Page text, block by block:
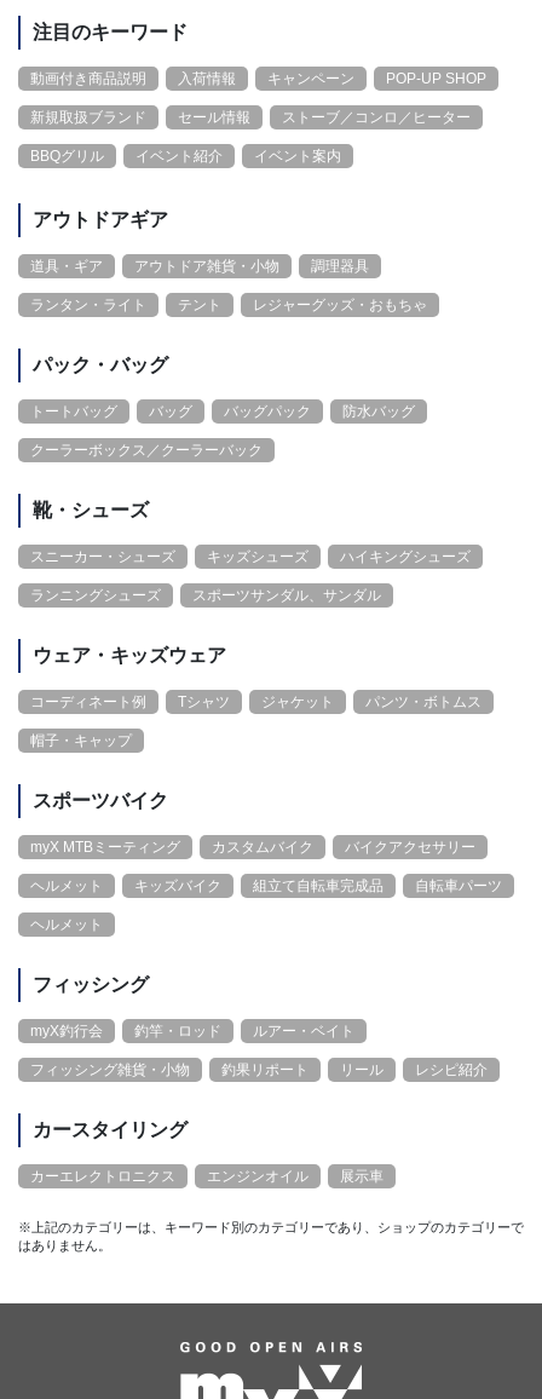
注目のキーワード
動画付き商品説明 入荷情報 キャンペーン POP-UP SHOP
新規取扱ブランド セール情報 ストーブ／コンロ／ヒーター
BBQグリル イベント紹介 イベント案内
アウトドアギア
道具・ギア アウトドア雑貨・小物 調理器具
ランタン・ライト テント レジャーグッズ・おもちゃ
パック・バッグ
トートバッグ バッグ バッグパック 防水バッグ
クーラーボックス／クーラーバック
靴・シューズ
スニーカー・シューズ キッズシューズ ハイキングシューズ
ランニングシューズ スポーツサンダル、サンダル
ウェア・キッズウェア
コーディネート例 Tシャツ ジャケット パンツ・ボトムス
帽子・キャップ
スポーツバイク
myX MTBミーティング カスタムバイク バイクアクセサリー
ヘルメット キッズバイク 組立て自転車完成品 自転車パーツ
ヘルメット
フィッシング
myX釣行会 釣竿・ロッド ルアー・ベイト
フィッシング雑貨・小物 釣果リポート リール レシピ紹介
カースタイリング
カーエレクトロニクス エンジンオイル 展示車
※上記のカテゴリーは、キーワード別のカテゴリーであり、ショップのカテゴリーで
はありません。